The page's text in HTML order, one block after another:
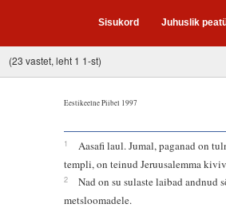
Sisukord Juhuslik
(23 vastet, leht 1 1-st)
Eestikeelne Piibel 1997
1
Aasafi laul. Jumal, paganad on
templi, on teinud Jeruusalemma
2
Nad on su sulaste laibad andnud
metsloomadele.